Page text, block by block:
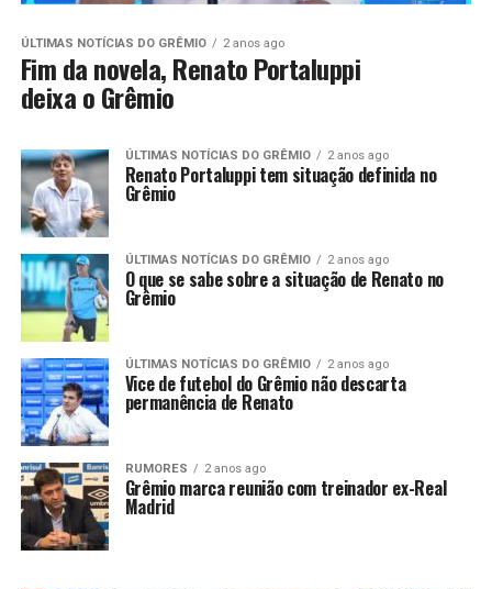
ÚLTIMAS NOTÍCIAS DO GRÊMIO 2 anos ago
Fim da novela, Renato Portaluppi
deixa o Grêmio
ÚLTIMAS NOTÍCIAS DO GRÊMIO 2 anos ago
Renato Portaluppi tem situação definida no
Grêmio
ÚLTIMAS NOTÍCIAS DO GRÊMIO 2 anos ago
O que se sabe sobre a situação de Renato no
Grêmio
ÚLTIMAS NOTÍCIAS DO GRÊMIO 2 anos ago
Vice de futebol do Grêmio não descarta
permanência de Renato
RUMORES 2 anos ago
Grêmio marca reunião com treinador ex-Real
Madrid